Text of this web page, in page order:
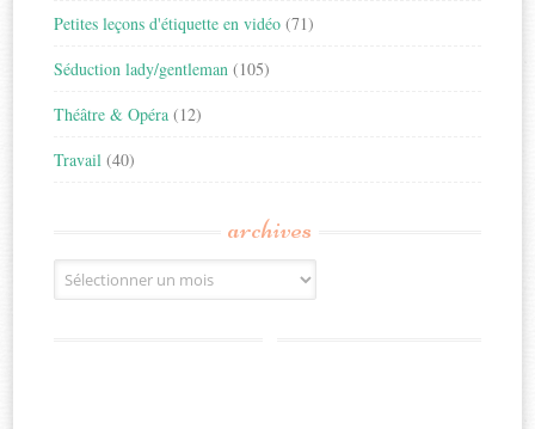
Petites leçons d'étiquette en vidéo (71)
Séduction lady/gentleman (105)
Théâtre & Opéra (12)
Travail (40)
archives
Archives